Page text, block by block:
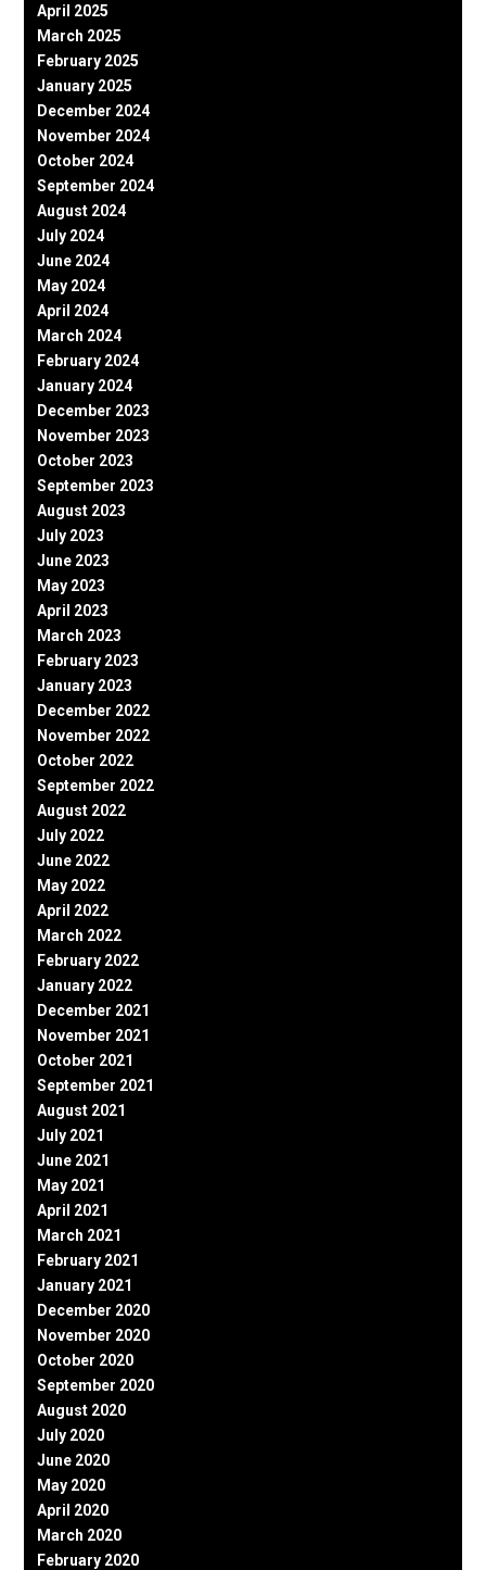
April 2025
March 2025
February 2025
January 2025
December 2024
November 2024
October 2024
September 2024
August 2024
July 2024
June 2024
May 2024
April 2024
March 2024
February 2024
January 2024
December 2023
November 2023
October 2023
September 2023
August 2023
July 2023
June 2023
May 2023
April 2023
March 2023
February 2023
January 2023
December 2022
November 2022
October 2022
September 2022
August 2022
July 2022
June 2022
May 2022
April 2022
March 2022
February 2022
January 2022
December 2021
November 2021
October 2021
September 2021
August 2021
July 2021
June 2021
May 2021
April 2021
March 2021
February 2021
January 2021
December 2020
November 2020
October 2020
September 2020
August 2020
July 2020
June 2020
May 2020
April 2020
March 2020
February 2020